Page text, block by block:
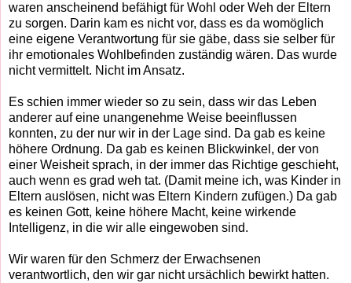
waren anscheinend befähigt für Wohl oder Weh der Eltern
zu sorgen. Darin kam es nicht vor, dass es da womöglich
eine eigene Verantwortung für sie gäbe, dass sie selber für
ihr emotionales Wohlbefinden zuständig wären. Das wurde
nicht vermittelt. Nicht im Ansatz.
Es schien immer wieder so zu sein, dass wir das Leben
anderer auf eine unangenehme Weise beeinflussen
konnten, zu der nur wir in der Lage sind. Da gab es keine
höhere Ordnung. Da gab es keinen Blickwinkel, der von
einer Weisheit sprach, in der immer das Richtige geschieht,
auch wenn es grad weh tat. (Damit meine ich, was Kinder in
Eltern auslösen, nicht was Eltern Kindern zufügen.) Da gab
es keinen Gott, keine höhere Macht, keine wirkende
Intelligenz, in die wir alle eingewoben sind.
Wir waren für den Schmerz der Erwachsenen
verantwortlich, den wir gar nicht ursächlich bewirkt hatten.